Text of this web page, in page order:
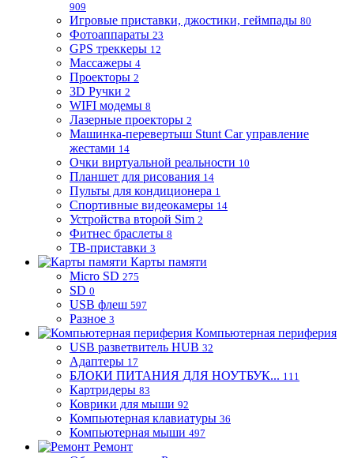
909
Игровые приставки, джостики, геймпады 80
Фотоаппараты 23
GPS треккеры 12
Массажеры 4
Проекторы 2
3D Ручки 2
WIFI модемы 8
Лазерные проекторы 2
Машинка-перевертыш Stunt Car управление
жестами 14
Очки виртуальной реальности 10
Планшет для рисования 14
Пульты для кондиционера 1
Спортивные видеокамеры 14
Устройства второй Sim 2
Фитнес браслеты 8
ТВ-приставки 3
Карты памяти
Micro SD 275
SD 0
USB флеш 597
Разное 3
Компьютерная периферия
USB разветвитель HUB 32
Адаптеры 17
БЛОКИ ПИТАНИЯ ДЛЯ НОУТБУК... 111
Картридеры 83
Коврики для мыши 92
Компьютерная клавиатуры 36
Компьютерная мыши 497
Ремонт